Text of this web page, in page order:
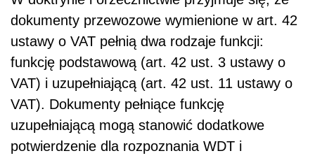
dokumenty przewozowe wymienione w art. 42
ustawy o VAT pełnią dwa rodzaje funkcji:
funkcję podstawową (art. 42 ust. 3 ustawy o
VAT) i uzupełniającą (art. 42 ust. 11 ustawy o
VAT). Dokumenty pełniące funkcję
uzupełniającą mogą stanowić dodatkowe
potwierdzenie dla rozpoznania WDT i